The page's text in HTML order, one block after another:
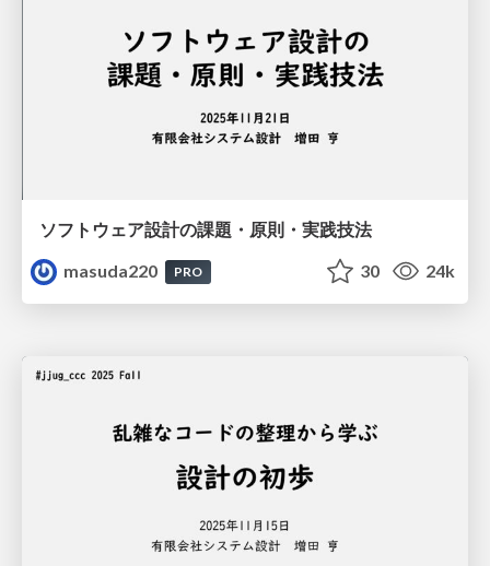
ソフトウェア設計の課題・原則・実践技法
masuda220
PRO 30 24k